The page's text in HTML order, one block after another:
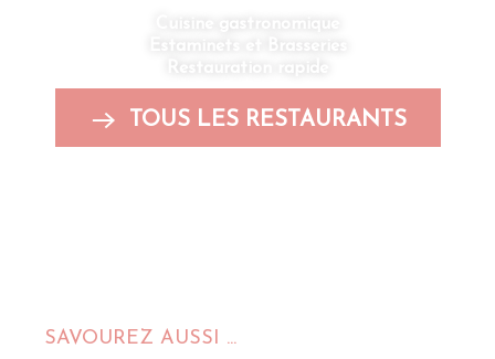
Cuisine gastronomique
Restauration rapide
TOUS LES RESTAURANTS
SAVOUREZ AUSSI ...